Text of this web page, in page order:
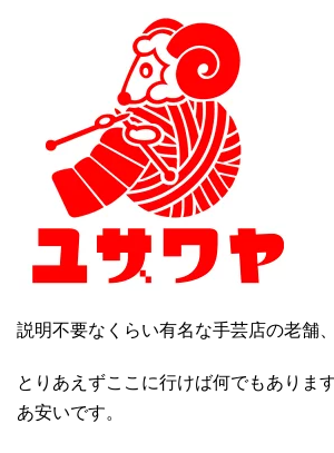
説明不要なくらい有名な手芸店の老舗
とりあえずここに行けば何でもありま
あ安いです。